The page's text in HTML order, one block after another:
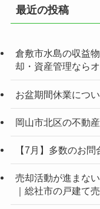
最近の投稿
倉敷市水島の収益
却・資産管理なら
お盆期間休業につ
岡山市北区の不動
【7月】多数のお
売却活動が進まな
｜総社市の戸建て